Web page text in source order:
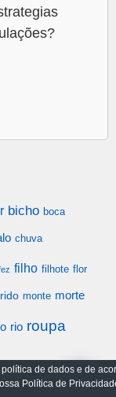
bicho boca
chuva
filho filhote flor
monte morte
rio roupa
de dados e de
Política de